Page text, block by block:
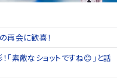
再会に歓喜！
素敵なショットですね😊」と話